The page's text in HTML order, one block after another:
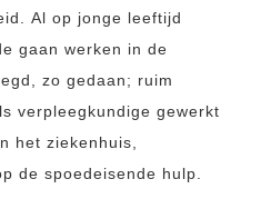
Al op jonge leeftijd
gaan werken in de
zo gedaan; ruim
verpleegkundige gewerkt
het ziekenhuis,
de spoedeisende hulp.